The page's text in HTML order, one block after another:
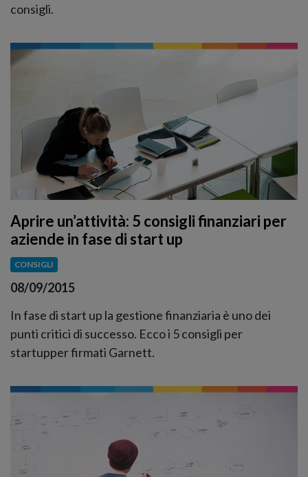
consigli.
Aprire un’attività: 5 consigli finanziari per
aziende in fase di start up
CONSIGLI
08/09/2015
In fase di start up la gestione finanziaria è uno dei
punti critici di successo. Ecco i 5 consigli per
startupper firmati Garnett.